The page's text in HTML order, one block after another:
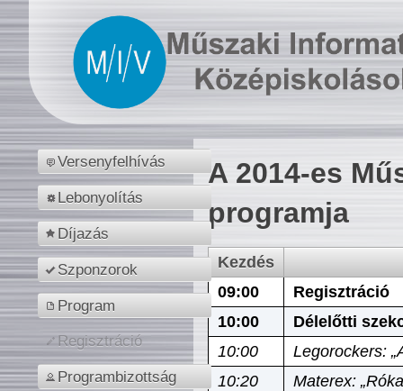
Versenyfelhívás
Lebonyolítás
Díjazás
Szponzorok
Program
Regisztráció
Programbizottság
A 2014-es
programja
Kezdés
09:00
Regisztráció
10:00
Délelőtti
10:00
Legorockers:
10:20
Materex: